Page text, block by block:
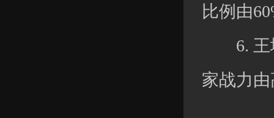
比例由
6. 王城
家战力